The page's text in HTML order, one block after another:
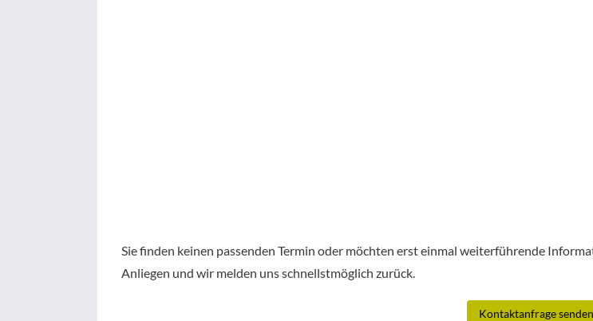
Sie finden keinen passenden Termin oder möchten erst einmal weiterführende
Anliegen und wir melden uns schnellstmöglich zurück.
Kontaktanfrage senden